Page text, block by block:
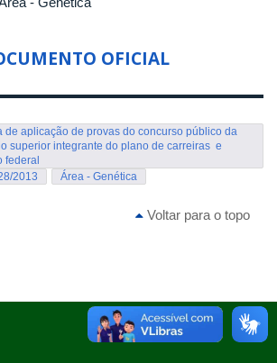
OFICIAL
de aplicação de provas do concurso público da
superior integrante do plano de carreiras e
federal
2013
Área - Genética
Voltar para o topo